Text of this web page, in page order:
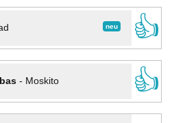
neu
👍
- Moskito
👍